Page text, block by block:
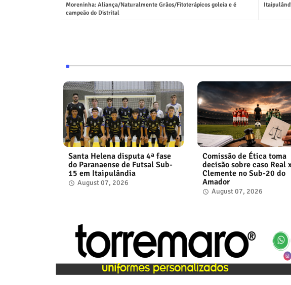
Moreninha: Aliança/Naturalmente Grãos/Fitoterápicos goleia e é
campeão do Distrital
Santa Helena disputa 4ª fase
do Paranaense de Futsal Sub-
15 em Itaipulândia
August 07, 2026
Comissão de Ética toma
decisão sobre caso Real
Clemente no Sub-20 do
Amador
August 07, 2026